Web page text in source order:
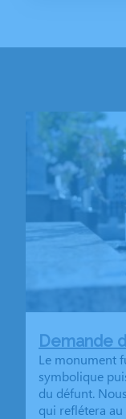
Demande
Le monument
symbolique
du défunt.
qui reflétera